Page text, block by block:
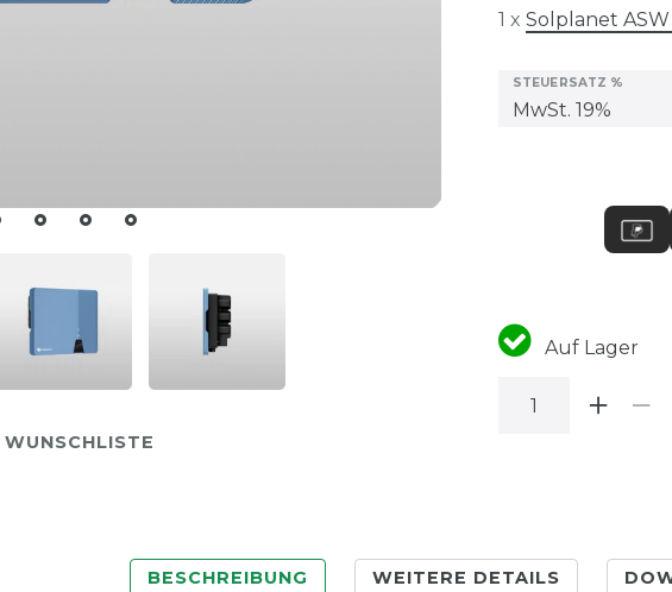
WUNSCHLISTE
1 x Solplanet
STEUERSATZ %
Auf Lager
BESCHREIBUNG WEITERE DETAILS